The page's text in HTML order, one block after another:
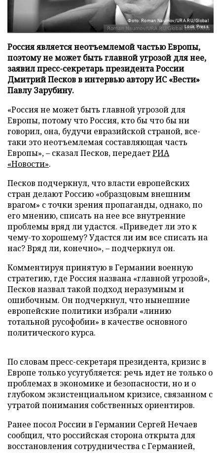
Фото: Roman Naumov/URA.RU/Global
Look Press
Россия является неотъемлемой частью Европы,
поэтому не может быть главной угрозой для нее,
заявил пресс-секретарь президента России
Дмитрий Песков в интервью автору ИС «Вести»
Павлу Зарубину.
«Россия не может быть главной угрозой для
Европы, потому что Россия, кто бы что бы ни
говорил, она, будучи евразийской страной, все-
таки это неотъемлемая составляющая часть
Европы», – сказал Песков, передаетРИА
«Новости».
Песков подчеркнул, что власти европейских
стран делают Россию «образцовым внешним
врагом» с точки зрения пропаганды, однако, по
его мнению, списать на нее все внутренние
проблемы вряд ли удастся. «Приведет ли это к
чему-то хорошему? Удастся ли им все списать на
нас? Вряд ли, конечно», – подчеркнул он.
Комментируя принятую в Германии военную
стратегию, где Россия названа «главной угрозой»,
Песков назвал такой подход неразумным и
ошибочным. Он подчеркнул, что нынешние
европейские политики избрали «линию
тотальной русофобии» в качестве основного
политического курса.
По словам пресс-секретаря президента, кризис в
Европе только усугубляется: речь идет не только о
проблемах в экономике и безопасности, но и о
глубоком экзистенциальном кризисе, связанном с
утратой понимания собственных ориентиров.
Ранее посол России в Германии Сергей Нечаев
сообщил, что российская сторона открыта для
восстановления сотрудничества с Германией,